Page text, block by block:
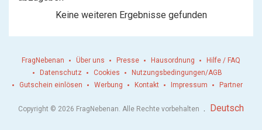
Keine weiteren Ergebnisse gefunden
FragNebenan Über uns Presse Hausordnung
Hilfe / FAQ
Datenschutz
Cookies
Nutzungsbedingungen/AGB
Gutschein einlösen
Werbung Kontakt Impressum Partner
Copyright © 2026 FragNebenan. Alle Rechte vorbehalten . Deutsch